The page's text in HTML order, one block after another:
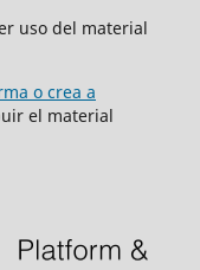
uso del material
o crea a
el material